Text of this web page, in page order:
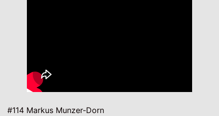
#114 Markus Munzer-Dorn